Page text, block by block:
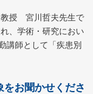
教授 宮川哲夫先生で
、学術・研究におい
講師として「疾患別
お聞かせくださ